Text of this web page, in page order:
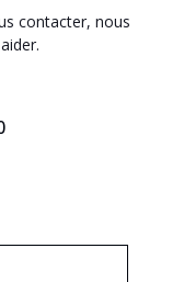
contacter, nous